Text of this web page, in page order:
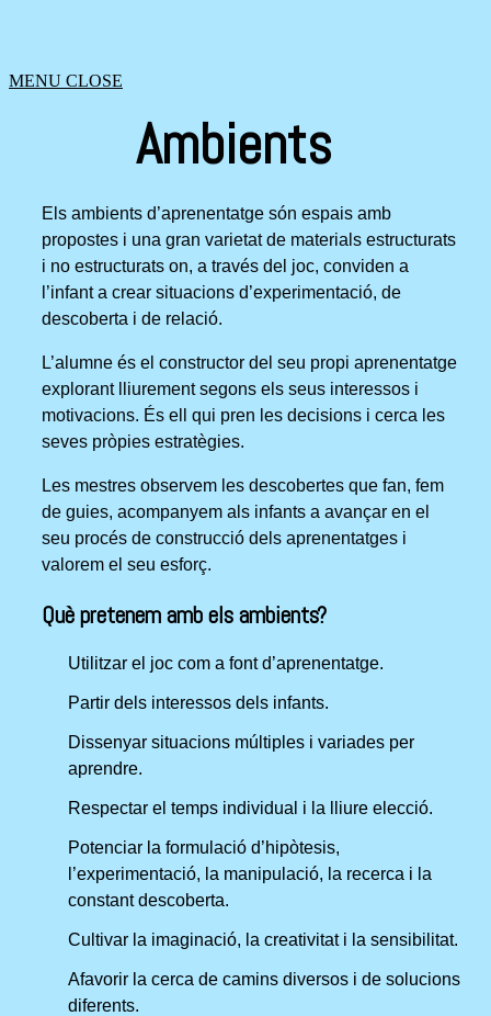
MENU CLOSE
Ambients
Els ambients d’aprenentatge són espais amb
propostes i una gran varietat de materials estructurats
i no estructurats on, a través del joc, conviden a
l’infant a crear situacions d’experimentació, de
descoberta i de relació.
L’alumne és el constructor del seu propi aprenentatge
explorant lliurement segons els seus interessos i
motivacions. És ell qui pren les decisions i cerca les
seves pròpies estratègies.
Les mestres observem les descobertes que fan, fem
de guies, acompanyem als infants a avançar en el
seu procés de construcció dels aprenentatges i
valorem el seu esforç.
Què pretenem amb els ambients?
Utilitzar el joc com a font d’aprenentatge.
Partir dels interessos dels infants.
Dissenyar situacions múltiples i variades per
aprendre.
Respectar el temps individual i la lliure elecció.
Potenciar la formulació d’hipòtesis,
l’experimentació, la manipulació, la recerca i la
constant descoberta.
Cultivar la imaginació, la creativitat i la sensibilitat.
Afavorir la cerca de camins diversos i de solucions
diferents.